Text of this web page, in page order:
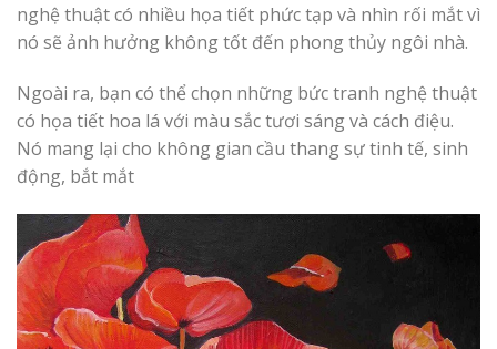
nghệ thuật có nhiều họa tiết phức tạp và nhìn rối mắt vì
nó sẽ ảnh hưởng không tốt đến phong thủy ngôi nhà.
Ngoài ra, bạn có thể chọn những bức tranh nghệ thuật
có họa tiết hoa lá với màu sắc tươi sáng và cách điệu.
Nó mang lại cho không gian cầu thang sự tinh tế, sinh
động, bắt mắt